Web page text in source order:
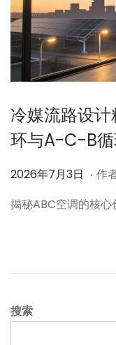
冷媒流路设
环与A-C-B
作
2026年7月3日 2
2
. 作
揭秘ABC空调的核
搜索